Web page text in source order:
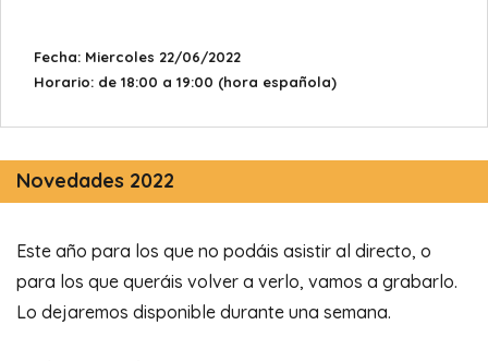
Fecha: Miercoles 22/06/2022
Horario: de 18:00 a 19:00 (hora española)
Novedades 2022
Este año para los que no podáis asistir al directo, o
para los que queráis volver a verlo, vamos a grabarlo.
Lo dejaremos disponible durante una semana.